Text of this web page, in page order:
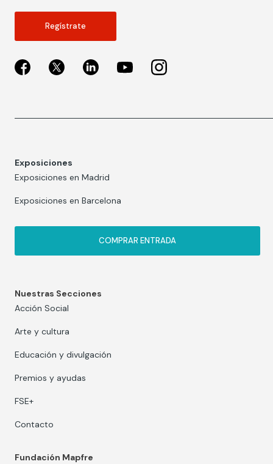
Regístrate
Exposiciones
Exposiciones en Madrid
Exposiciones en Barcelona
COMPRAR ENTRADA
Nuestras Secciones
Acción Social
Arte y cultura
Educación y divulgación
Premios y ayudas
FSE+
Contacto
Fundación Mapfre